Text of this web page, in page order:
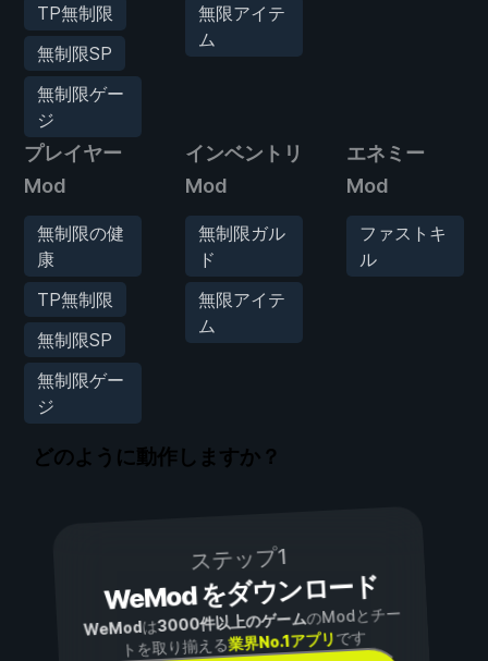
TP無制限
無制限SP
無制限ゲー
ジ
無限アイテ
ム
プレイヤー
Mod
無制限の健
康
TP無制限
無制限SP
無制限ゲー
ジ
インベントリ
Mod
無制限ガル
ド
無限アイテ
ム
エネミー
Mod
ファストキ
ル
どのように動作しますか？
ステップ1
WeMod をダウンロード
WeModは3000件以上のゲームのModとチー
トを取り揃える業界No.1アプリです